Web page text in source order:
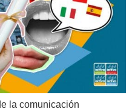
la comunicación